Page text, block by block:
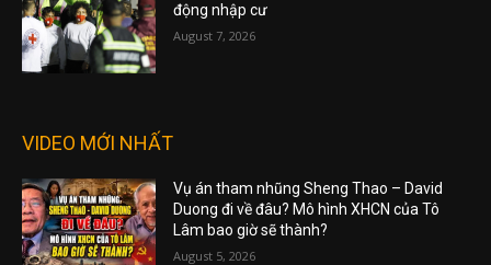
động nhập cư
August 7, 2026
VIDEO MỚI NHẤT
Vụ án tham nhũng Sheng Thao – David
Duong đi về đâu? Mô hình XHCN của Tô
Lâm bao giờ sẽ thành?
August 5, 2026